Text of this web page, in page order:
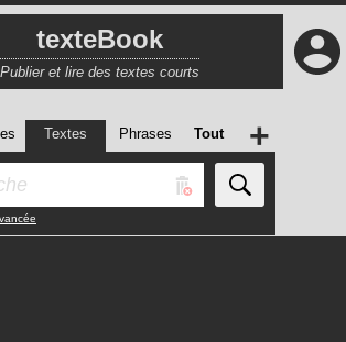
texteBook
Publier et lire des textes courts
Textes Phrases Tout +